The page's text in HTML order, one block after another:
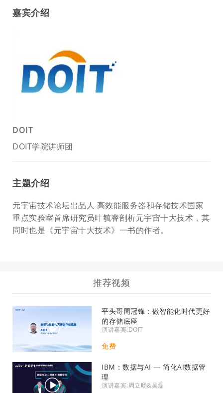
嘉宾介绍
DOIT
DOIT学院讲师团
主题介绍
元宇宙技术论坛出品人 高效能服务器和存储技术国家
重点实验室首席研究员叶毓睿剖析元宇宙十大技术，其
同时也是《元宇宙十大技术》一书的作者。
推荐视频
平头哥周冠锋：做智能化时代更好
的存储底座
演讲嘉宾:DOIT
免费
IBM：数据与AI — 简化AI数据管
理
演讲嘉宾:周立旸&吴磊